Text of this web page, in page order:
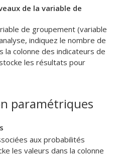
de la variable de
de groupement (variable
indiquez le nombre de
la colonne des indicateurs de
les résultats pour
paramétriques
aux probabilités
les valeurs dans la colonne